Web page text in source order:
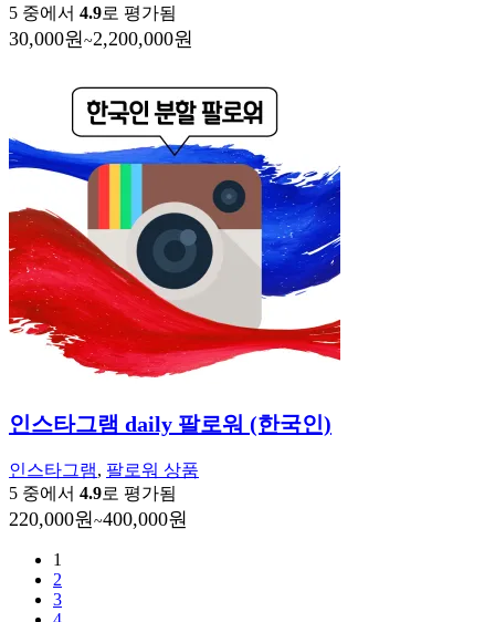
5 중에서 4.9로 평가됨
30,000원 ~2,200,000원
인스타그램 daily 팔로워 (한국인)
인스타그램, 팔로워 상품
5 중에서 4.9로 평가됨
220,000원 ~400,000원
1
2
3